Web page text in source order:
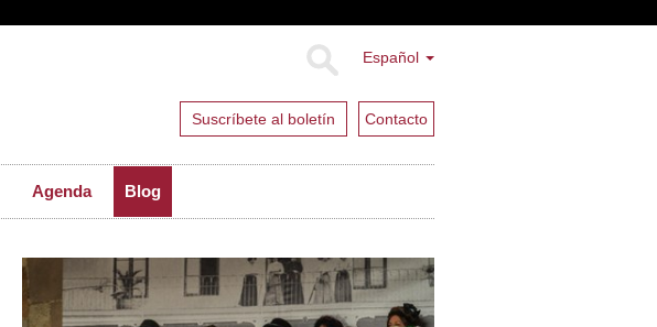
Español
Suscríbete al boletín Contacto
Agenda Blog